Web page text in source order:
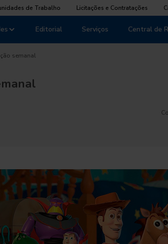
de Trabalho Licitações e Contratações
Editorial Serviços Central de
semanal